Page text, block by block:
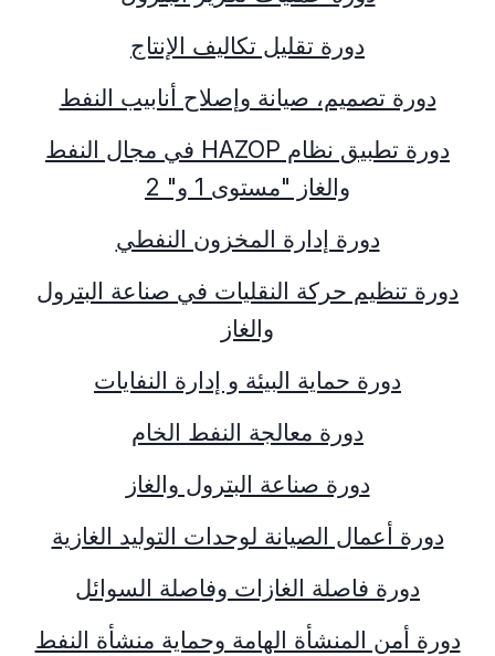
دورة تقليل تكاليف الإنتاج
دورة تصميم، صيانة وإصلاح أنابيب النفط
دورة تطبيق نظام HAZOPفي مجال النفط
والغاز "مستوى 1 و" 2
دورة إدارة المخزون النفطي
دورة تنظيم حركة النقليات في صناعة البترول
والغاز
دورة حماية البيئة و إدارة النفايات
دورة معالجة النفط الخام
دورة صناعة البترول والغاز
دورة أعمال الصيانة لوحدات التوليد الغازية
دورة فاصلة الغازات وفاصلة السوائل
دورة أمن المنشأة الهامة وحماية منشأة النفط